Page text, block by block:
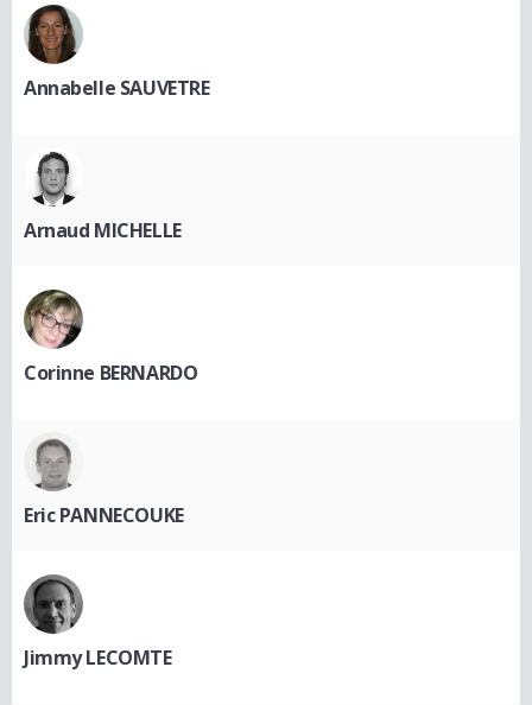
Annabelle SAUVETRE
Arnaud MICHELLE
Corinne BERNARDO
Eric PANNECOUKE
Jimmy LECOMTE